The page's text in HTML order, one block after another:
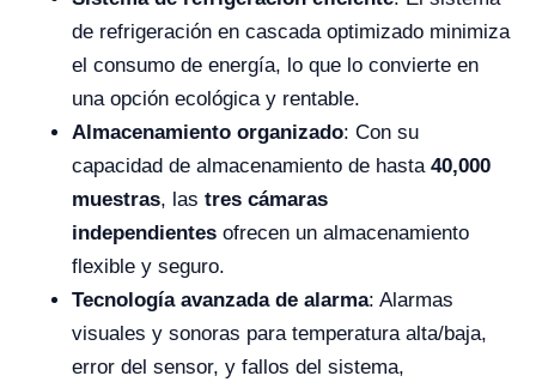
de refrigeración en cascada optimizado minimiza
el consumo de energía, lo que lo convierte en
una opción ecológica y rentable.
Almacenamiento organizado: Con su
capacidad de almacenamiento de hasta 40,000
muestras, las tres cámaras
independientes ofrecen un almacenamiento
flexible y seguro.
Tecnología avanzada de alarma: Alarmas
visuales y sonoras para temperatura alta/baja,
error del sensor, y fallos del sistema,